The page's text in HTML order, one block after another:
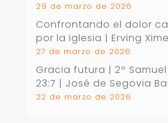
29 de marzo de 2026
Confrontando el dolor
por la iglesia | Erving
27 de marzo de 2026
Gracia futura | 2º Samuel
23:7 | José de Segovia
22 de marzo de 2026